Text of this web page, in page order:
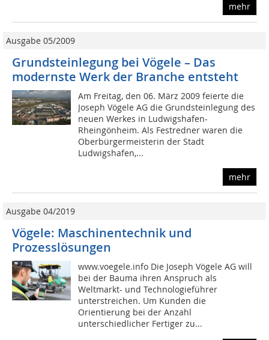
mehr
Ausgabe 05/2009
Grundsteinlegung bei Vögele – Das
modernste Werk der Branche entsteht
Am Freitag, den 06. März 2009 feierte die
Joseph Vögele AG die Grundsteinlegung des
neuen Werkes in Ludwigshafen-
Rheingönheim. Als Festredner waren die
Oberbürgermeisterin der Stadt
Ludwigshafen,...
mehr
Ausgabe 04/2019
Vögele: Maschinentechnik und
Prozesslösungen
www.voegele.info Die Joseph Vögele AG will
bei der Bauma ihren Anspruch als
Weltmarkt- und Technologieführer
unterstreichen. Um Kunden die
Orientierung bei der Anzahl
unterschiedlicher Fertiger zu...